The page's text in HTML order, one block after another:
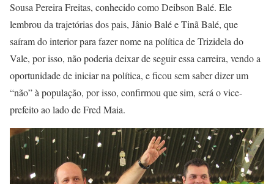
Sousa Pereira Freitas, conhecido como Deibson Balé. Ele
lembrou da trajetórias dos pais, Jânio Balé e Tinã Balé, que
saíram do interior para fazer nome na política de Trizidela do
Vale, por isso, não poderia deixar de seguir essa carreira, vendo a
oportunidade de iniciar na política, e ficou sem saber dizer um
“não” à população, por isso, confirmou que sim, será o vice-
prefeito ao lado de Fred Maia.